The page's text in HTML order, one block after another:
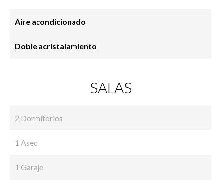
Aire acondicionado
Doble acristalamiento
SALAS
2 Dormitorios
1 Aseo
1 Garaje